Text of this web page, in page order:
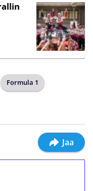
Formula 1
Jaa